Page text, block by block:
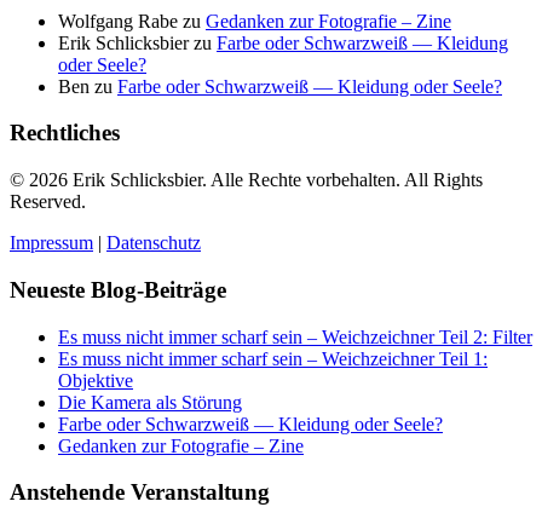
Wolfgang Rabe zu Gedanken zur Fotografie – Zine
Erik Schlicksbierzu Farbe oder Schwarzweiß — Kleidung
oder Seele?
Ben zu Farbe oder Schwarzweiß — Kleidung oder Seele?
Rechtliches
© 2026 Erik Schlicksbier. Alle Rechte vorbehalten. All Rights
Reserved.
Impressum | Datenschutz
Neueste Blog-Beiträge
Es muss nicht immer scharf sein – Weichzeichner Teil 2: Filter
Es muss nicht immer scharf sein – Weichzeichner Teil 1:
Objektive
Die Kamera als Störung
Farbe oder Schwarzweiß — Kleidung oder Seele?
Gedanken zur Fotografie – Zine
Anstehende Veranstaltung